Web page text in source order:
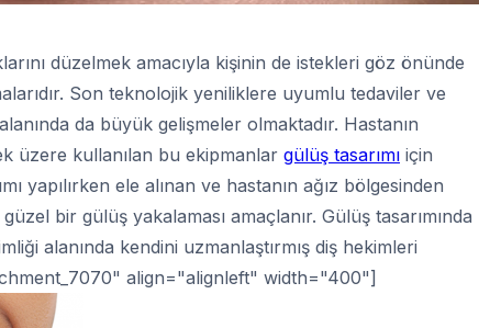
düzelmek amacıyla kişinin de istekleri göz önünde
Son teknolojik yeniliklere uyumlu tedaviler ve
alanında da büyük gelişmeler olmaktadır. Hastanın
üzere kullanılan bu ekipmanlar gülüş tasarımı için
yapılırken ele alınan ve hastanın ağız bölgesinden
bir gülüş yakalaması amaçlanır. Gülüş tasarımında
alanında kendini uzmanlaştırmış diş hekimleri
align="alignleft" width="400"]